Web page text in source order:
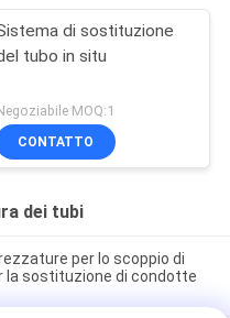
di sostituzione
tubo in situ
MOQ:1
CONTATTO
dei tubi
per lo scoppio di
la sostituzione di condotte